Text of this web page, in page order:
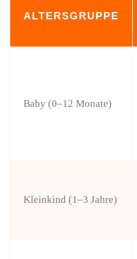
ALTERSGRUPPE
Baby (0–12 Monate)
Kleinkind (1–3 Jahre)